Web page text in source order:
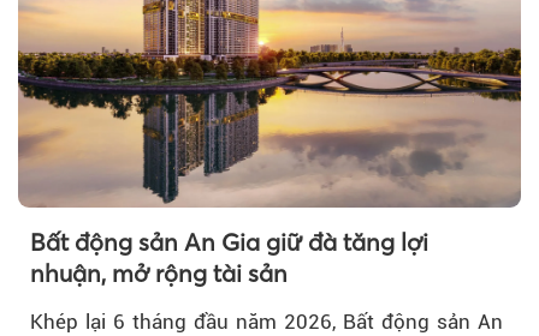
Bất động sản An Gia giữ đà tăng lợi
nhuận, mở rộng tài sản
Khép lại 6 tháng đầu năm 2026, Bất động sản An